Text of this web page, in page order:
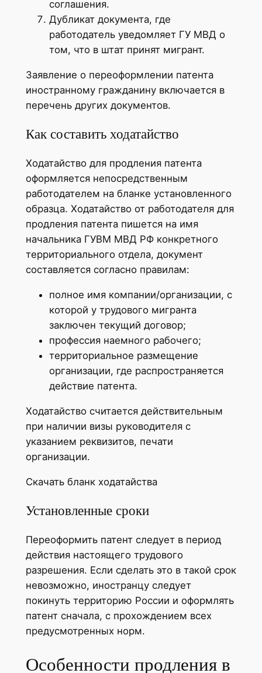
соглашения.
Дубликат документа, где
работодатель уведомляет ГУ МВД о
том, что в штат принят мигрант.
Заявление о переоформлении патента
иностранному гражданину включается в
перечень других документов.
Как составить ходатайство
Ходатайство для продления патента
оформляется непосредственным
работодателем на бланке установленного
образца. Ходатайство от работодателя для
продления патента пишется на имя
начальника ГУВМ МВД РФ конкретного
территориального отдела, документ
составляется согласно правилам:
полное имя компании/организации, с
которой у трудового мигранта
заключен текущий договор;
профессия наемного рабочего;
территориальное размещение
организации, где распространяется
действие патента.
Ходатайство считается действительным
при наличии визы руководителя с
указанием реквизитов, печати
организации.
Скачать бланк ходатайства
Установленные сроки
Переоформить патент следует в период
действия настоящего трудового
разрешения. Если сделать это в такой срок
невозможно, иностранцу следует
покинуть территорию России и оформлять
патент сначала, с прохождением всех
предусмотренных норм.
Особенности продления в